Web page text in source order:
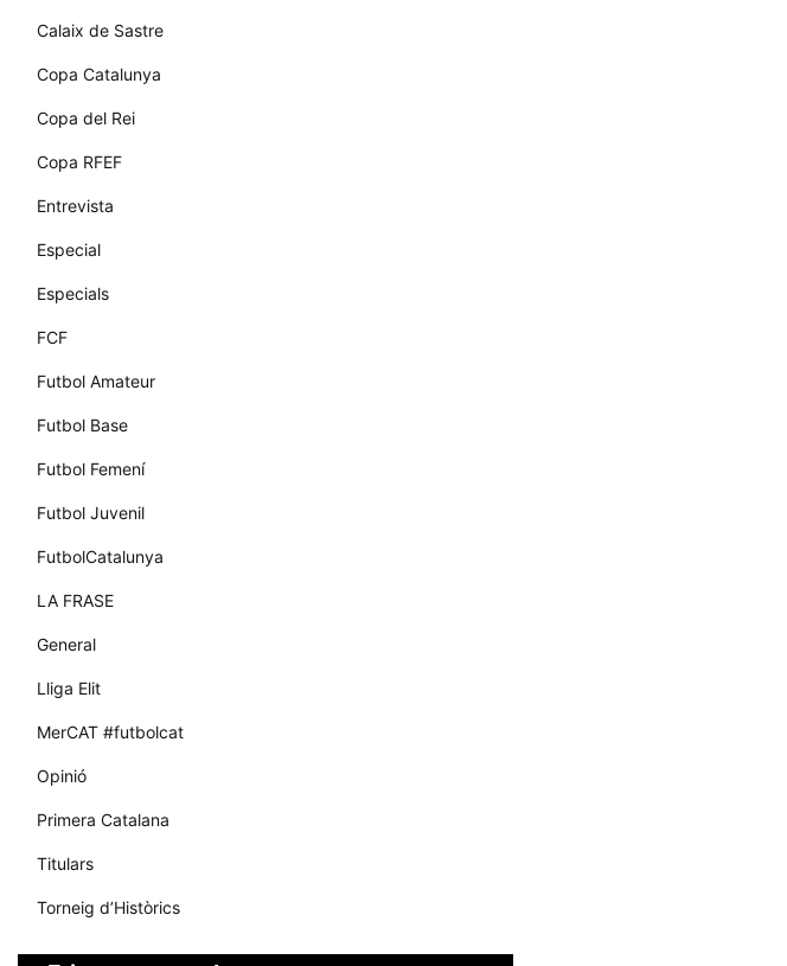
Calaix de Sastre
Copa Catalunya
Copa del Rei
Copa RFEF
Entrevista
Especial
Especials
FCF
Futbol Amateur
Futbol Base
Futbol Femení
Futbol Juvenil
FutbolCatalunya
LA FRASE
General
Lliga Elit
MerCAT #futbolcat
Opinió
Primera Catalana
Titulars
Torneig d’Històrics